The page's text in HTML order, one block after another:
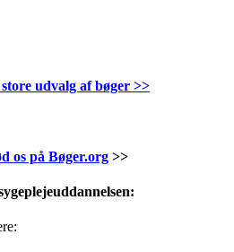
udvalg af bøger >>
os på Bøger.org>>